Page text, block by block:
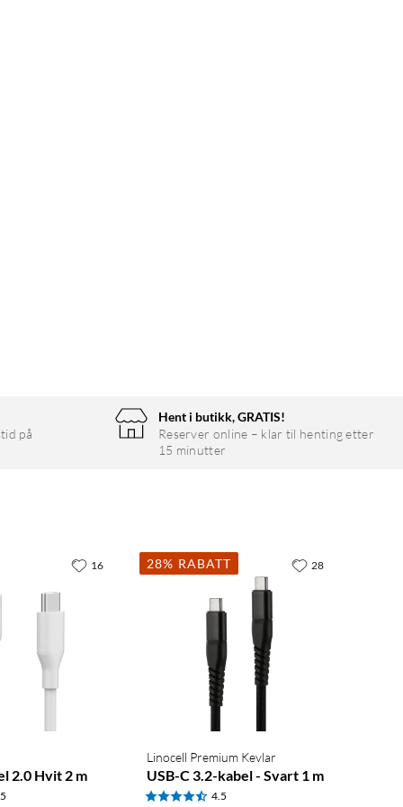
på
Hent i butikk, GRATIS!
Reserver online – klar til henting etter
15 minutter
2.0 Hvit 2 m
16 28% RABATT
Linocell Premium Kevlar
USB-C 3.2-kabel - Svart 1 m
4.5
28